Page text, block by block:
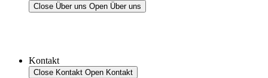
Close Über uns Open Über uns
Kontakt
Close Kontakt Open Kontakt